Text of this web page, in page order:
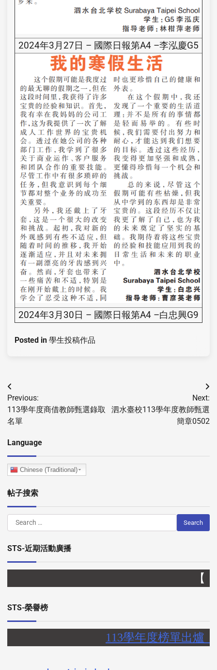
2024年3月27日 – 國際日報第A4 –李泓慶G5
2024年3月30日 – 國際日報第A4 –白忠興G9
Posted in 學生投稿作品
Previous:
113學年度商借教師甄選錄取
名單
Next:
泗水臺校113學年度教師甄選
簡章0502
Language
Chinese (Traditional)
帖子搜索
STS-近期活動廣播
STS-榮譽榜
113學年度榜單出爐，